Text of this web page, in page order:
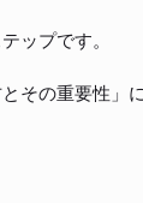
ップです。
その重要性」